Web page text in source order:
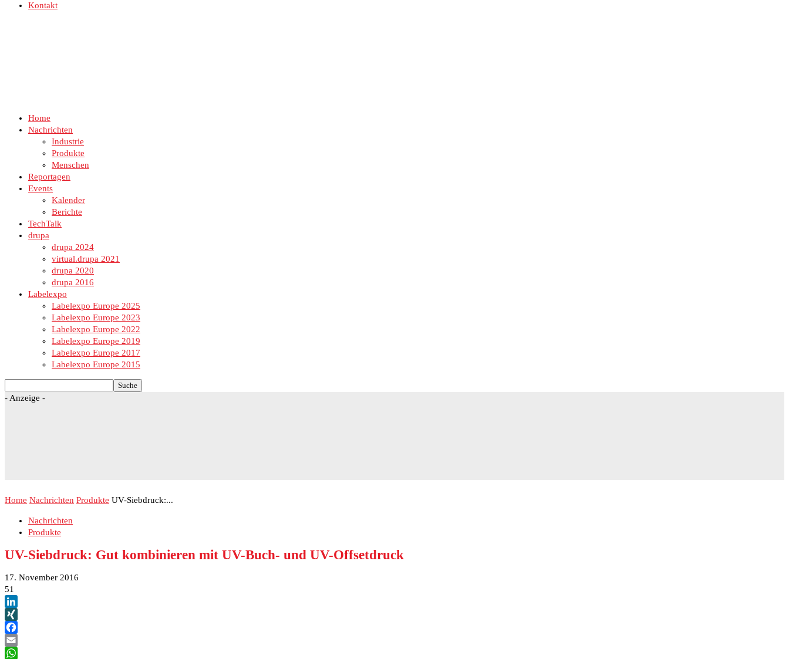
Kontakt
Home
Nachrichten
Industrie
Produkte
Menschen
Reportagen
Events
Kalender
Berichte
TechTalk
drupa
drupa 2024
virtual.drupa 2021
drupa 2020
drupa 2016
Labelexpo
Labelexpo Europe 2025
Labelexpo Europe 2023
Labelexpo Europe 2022
Labelexpo Europe 2019
Labelexpo Europe 2017
Labelexpo Europe 2015
- Anzeige -
Home Nachrichten Produkte UV-Siebdruck:...
Nachrichten
Produkte
UV-Siebdruck: Gut kombinieren mit UV-Buch- und UV-Offsetdruck
17. November 2016
51
LinkedIn
XING
Facebook
Email